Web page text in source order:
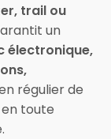
trail ou
un
électronique,
régulier de
toute